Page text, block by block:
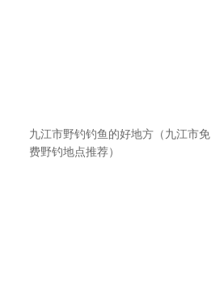
九江市野钓钓鱼的好地方（九江市免
费野钓地点推荐）